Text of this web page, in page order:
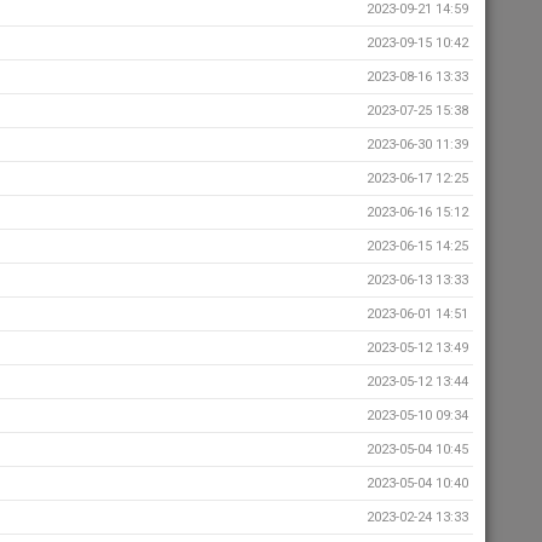
2023-09-21 14:59
2023-09-15 10:42
2023-08-16 13:33
2023-07-25 15:38
2023-06-30 11:39
2023-06-17 12:25
2023-06-16 15:12
2023-06-15 14:25
2023-06-13 13:33
2023-06-01 14:51
2023-05-12 13:49
2023-05-12 13:44
2023-05-10 09:34
2023-05-04 10:45
2023-05-04 10:40
2023-02-24 13:33